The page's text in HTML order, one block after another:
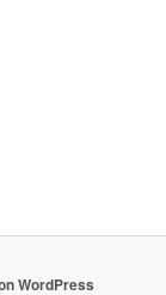
WordPress